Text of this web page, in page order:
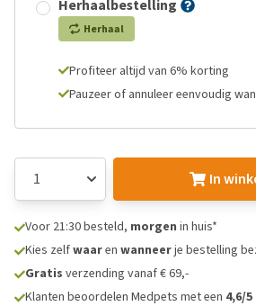
Herhaalbestelling
Herhaal
Profiteer altijd van 6% korting
Pauzeer of annuleer eenvoudig
In
Voor 21:30 besteld, morgen in huis*
Kies zelfwaaren wanneerje bestelling
Gratis verzending vanaf € 69,-
Klanten beoordelen Medpets met een 4,6/5